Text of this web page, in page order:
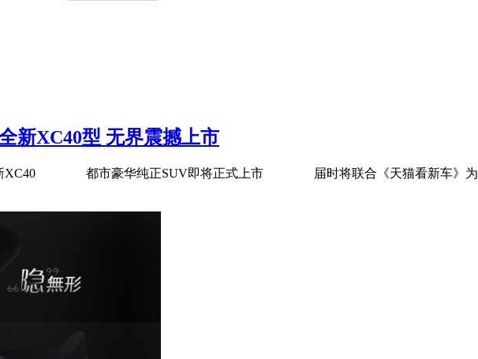
新XC40型 无界震撼上市
都市豪华纯正SUV即将正式上市 届时将联合《天猫看新车》为